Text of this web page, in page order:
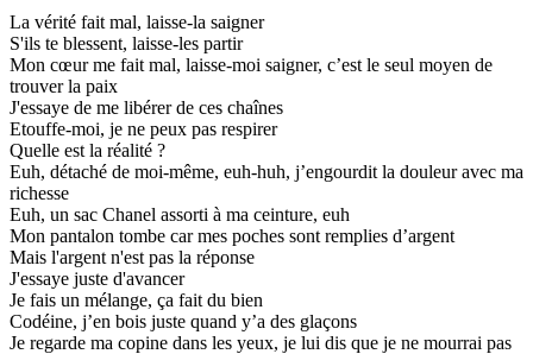
La vérité fait mal, laisse-la saigner
S'ils te blessent, laisse-les partir
Mon cœur me fait mal, laisse-moi saigner, c’est le seul moyen de
trouver la paix
J'essaye de me libérer de ces chaînes
Etouffe-moi, je ne peux pas respirer
Quelle est la réalité ?
Euh, détaché de moi-même, euh-huh, j’engourdit la douleur avec ma
richesse
Euh, un sac Chanel assorti à ma ceinture, euh
Mon pantalon tombe car mes poches sont remplies d’argent
Mais l'argent n'est pas la réponse
J'essaye juste d'avancer
Je fais un mélange, ça fait du bien
Codéine, j’en bois juste quand y’a des glaçons
Je regarde ma copine dans les yeux, je lui dis que je ne mourrai pas